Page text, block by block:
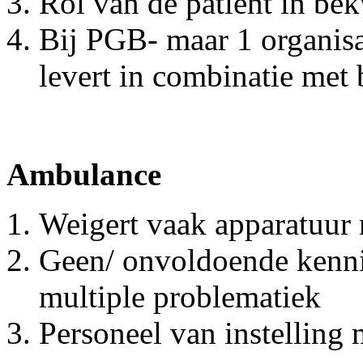
Bij PGB- maar 1
levert in combinatie met
Ambulance
Weigert vaak apparatuur
Geen/ onvoldoende
multiple problematiek
Personeel van instelling